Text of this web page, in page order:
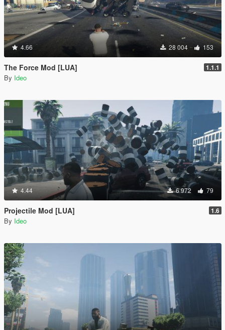
4.66 28 004 153
The Force Mod [LUA] 1.1.1
By Ideo
4.44 6 972 79
Projectile Mod [LUA] 1.6
By Ideo